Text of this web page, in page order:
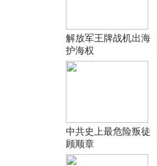
解放军王牌战机出海
护海权
中共史上最危险叛徒
顾顺章